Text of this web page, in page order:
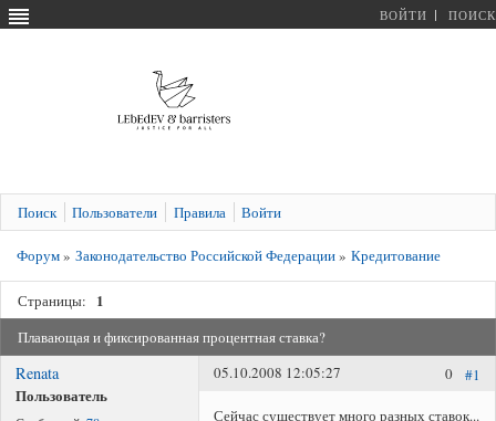
ВОЙТИ ПОИСК
Поиск Пользователи Правила Войти
Форум» Законодательство Российской Федерации» Кредитование
Страницы: 1
Плавающая и фиксированная процентная ставка?
Renata
Пользователь
#1
0
05.10.2008 12:05:27
Сейчас существует много разных ставок...